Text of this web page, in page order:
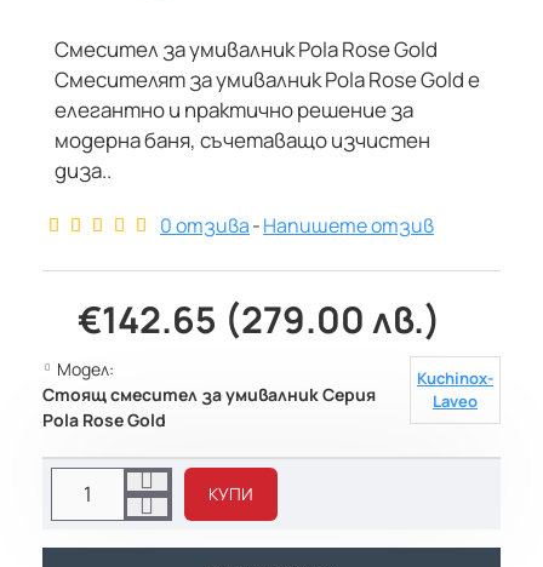
Смесител за умивалник Pola Rose Gold
Смесителят за умивалник Pola Rose Gold е
елегантно и практично решение за
модерна баня, съчетаващо изчистен
диза..
0 отзива-Напишете отзив
€142.65 (279.00 лв.)
Модел:
Стоящ смесител за умивалник Серия
Pola Rose Gold
Kuchinox-
Laveo
КУПИ